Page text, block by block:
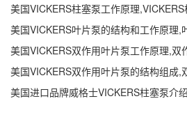
美国VICKERS柱塞泵工作原理
美国进口品牌威格士VICKERS柱塞泵介绍